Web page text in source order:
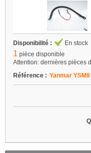
Disponibilité : En stock
1 pièce disponible
Attention: dernières pièces
Référence : Yanmar YSM8